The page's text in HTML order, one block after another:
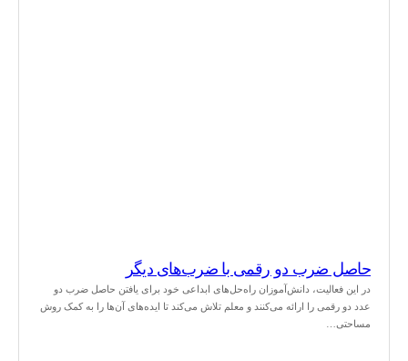
حاصل ضرب دو رقمی با ضرب‌های دیگر
در این فعالیت، دانش‌آموزان راه‌حل‌های ابداعی خود برای یافتن حاصل ضرب دو
عدد دو رقمی را ارائه‌ می‌کنند و معلم تلاش می‌کند تا ایده‌های آن‌ها را به کمک روش
مساحتی…